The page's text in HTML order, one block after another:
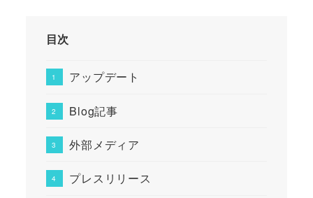
目次
アップデート
Blog記事
外部メディア
プレスリリース